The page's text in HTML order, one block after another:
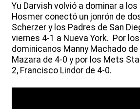
Yu Darvish volvió a dominar a los
Hosmer conectó un jonrón de
Scherzer y los Padres de San
viernes 4-1 a Nueva York. Por
dominicanos Manny Machado
Mazara de 4-0 y por los Mets
2, Francisco Lindor de 4-0.